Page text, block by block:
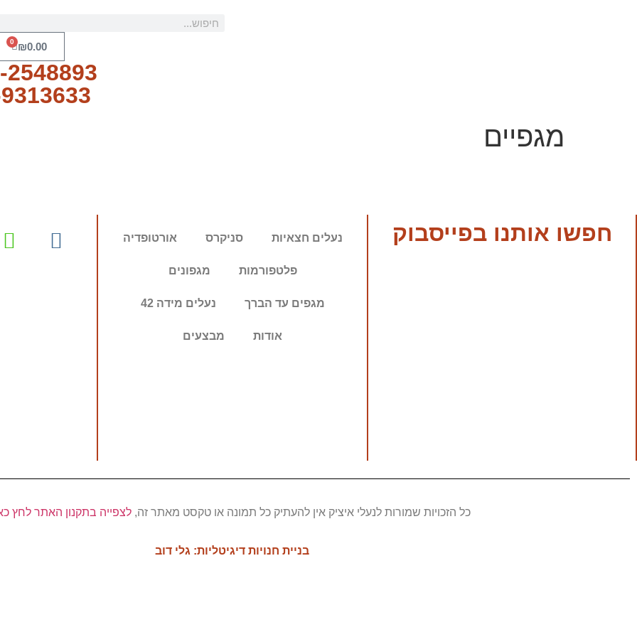
₪0.00
0
2548893
מגפיים
חפשו אותנו בפייסבוק נעלים חצאיות סניקרס אורטופדיה
פלטפורמות מגפונים
מגפים עד הברך נעלים מידה 42
אודות מבצעים
כל הזכויות שמורות לנעלי איציק אין להעתיק כל תמונה או טקסט מאתר זה,לצפייה בתקנון האתר לחץ
בניית חנויות דיגיטליות: גלי דוב